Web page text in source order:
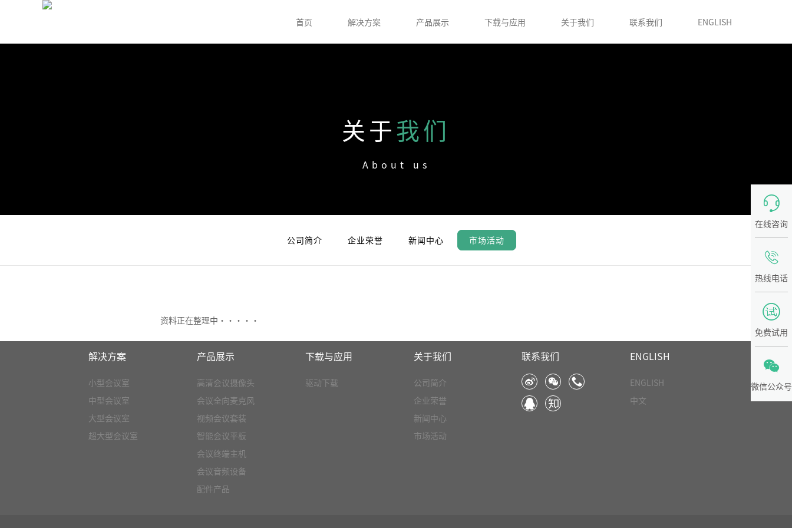
首页 解决方案 产品展示 下载与应用 关于我们 联系我们 ENGLISH
关于我们
About us
公司简介 企业荣誉 新闻中心 市场活动
资料正在整理中·····
解决方案
小型会议室
中型会议室
大型会议室
超大型会议室
产品展示
高清会议摄像头
会议全向麦克风
视频会议套装
智能会议平板
会议终端主机
会议音频设备
配件产品
下载与应用
驱动下载
关于我们
公司简介
企业荣誉
新闻中心
市场活动
联系我们
 



ENGLISH
ENGLISH
中文

在线咨询

热线电话

免费试用

微信公众号